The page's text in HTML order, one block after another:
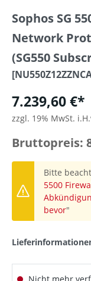
Sophos SG
Network
(SG550
7.239,60 €*
zzgl. 19% MwSt.
Bruttopreis:
Bitte
5500
bevor"